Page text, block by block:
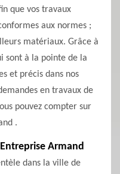
que vos travaux
aux normes ;
matériaux. Grâce à
sont à la pointe de la
et précis dans nos
en travaux de
pouvez compter sur
.
Armand
dans la ville de